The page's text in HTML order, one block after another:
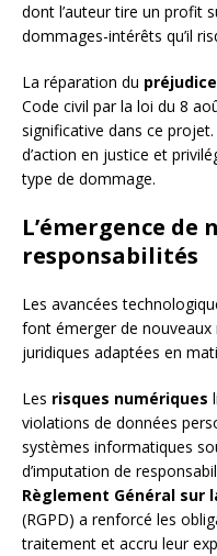
dont l’auteur tire un profit
dommages-intérêts qu’il
La réparation du
Code civil par la loi du 8
significative dans ce
d’action en justice et
type de dommage.
L’émergence de
responsabilités
Les avancées
font émerger de nouveaux
juridiques adaptées en
Les risques numériques
violations de données
systèmes informatiques
d’imputation de
Règlement Général sur
(RGPD) a renforcé les
traitement et accru leur